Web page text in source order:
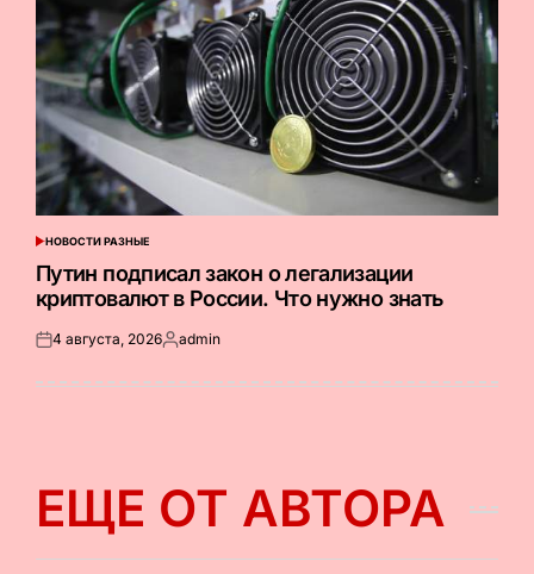
ОПУБЛИКОВАНО
В
НОВОСТИ РАЗНЫЕ
Путин подписал закон о легализации
криптовалют в России. Что нужно знать
Опубликовано
4 августа, 2026Запись
admin
ЕЩЕ ОТ АВТОРА